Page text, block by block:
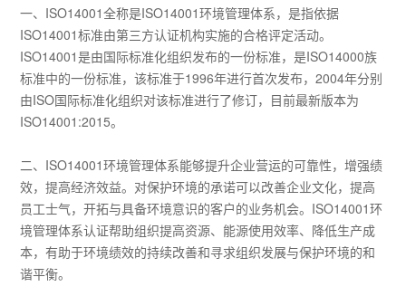
一、ISO14001全称是ISO14001环境管理体系，是指依据
ISO14001标准由第三方认证机构实施的合格评定活动。
ISO14001是由国际标准化组织发布的一份标准，是ISO14000族
标准中的一份标准，该标准于1996年进行首次发布，2004年分别
由ISO国际标准化组织对该标准进行了修订，目前最新版本为
ISO14001:2015。
二、ISO14001环境管理体系能够提升企业营运的可靠性，增强绩
效，提高经济效益。对保护环境的承诺可以改善企业文化，提高
员工士气，开拓与具备环境意识的客户的业务机会。ISO14001环
境管理体系认证帮助组织提高资源、能源使用效率、降低生产成
本，有助于环境绩效的持续改善和寻求组织发展与保护环境的和
谐平衡。